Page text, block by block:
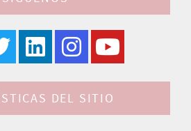
DEL SITIO